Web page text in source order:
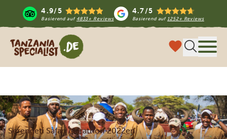
4.9/5
Basierend auf 4833+ Reviews
4.7/5
Basierend auf1252+ Reviews
Tanzania Specialist
Serengeti Safari Marathon 2022en